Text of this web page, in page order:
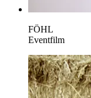
FÖHL
Eventfilm